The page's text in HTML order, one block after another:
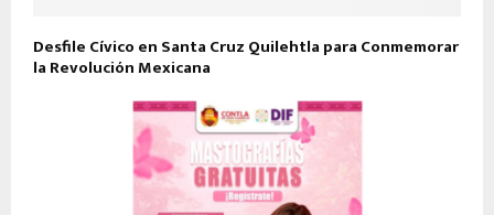
Desfile Cívico en Santa Cruz Quilehtla para Conmemorar
la Revolución Mexicana